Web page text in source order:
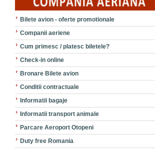
Bilete avion - oferte promotionale
Companii aeriene
Cum primesc / platesc biletele?
Check-in online
Bronare Bilete avion
Conditii contractuale
Informatii bagaje
Informatii transport animale
Parcare Aeroport Otopeni
Duty free Romania